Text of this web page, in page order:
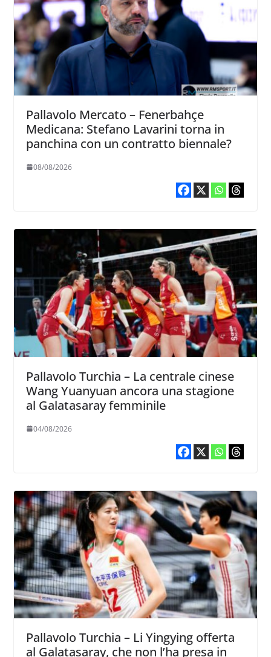
Pallavolo Mercato – Fenerbahçe
Medicana: Stefano Lavarini torna in
panchina con un contratto biennale?
08/08/2026
Pallavolo Turchia – La centrale cinese
Wang Yuanyuan ancora una stagione
al Galatasaray femminile
04/08/2026
Pallavolo Turchia – Li Yingying offerta
al Galatasaray, che non l’ha presa in